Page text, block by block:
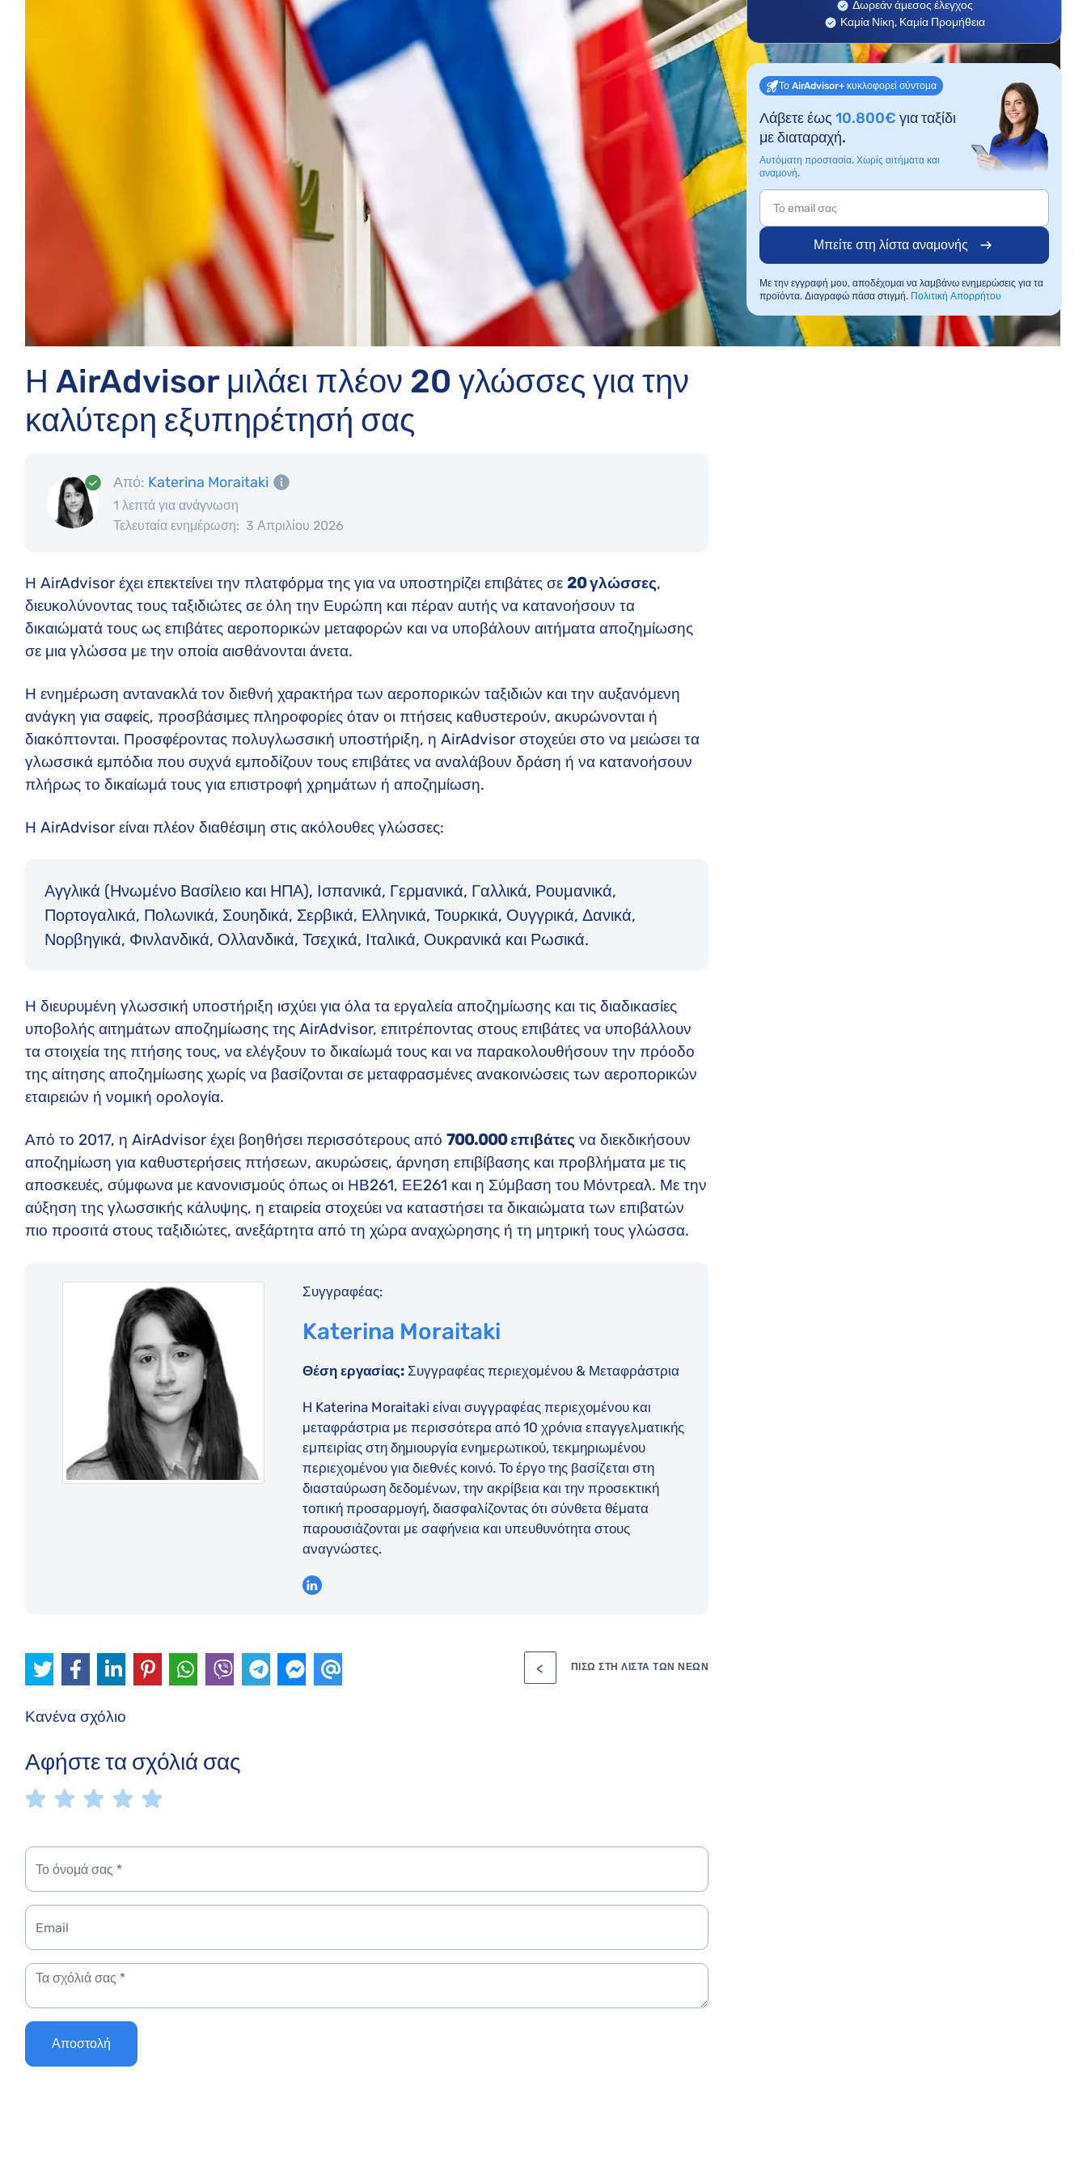
easyJet - Αποζημίωση
British Airways - Αποζημίωση
Η AirAdvisor μιλάει πλέον 20 γλώσσες για την
καλύτερη εξυπηρέτησή σας
Από: Katerina Moraitaki
1 λεπτά για ανάγνωση
Τελευταία ενημέρωση: 3 Απριλίου 2026
Η AirAdvisor έχει επεκτείνει την πλατφόρμα της για να υποστηρίζει επιβάτες σε 20 γλώσσες,
διευκολύνοντας τους ταξιδιώτες σε όλη την Ευρώπη και πέραν αυτής να κατανοήσουν τα
δικαιώματά τους ως επιβάτες αεροπορικών μεταφορών και να υποβάλουν αιτήματα αποζημίωσης
σε μια γλώσσα με την οποία αισθάνονται άνετα.
Η ενημέρωση αντανακλά τον διεθνή χαρακτήρα των αεροπορικών ταξιδιών και την αυξανόμενη
ανάγκη για σαφείς, προσβάσιμες πληροφορίες όταν οι πτήσεις καθυστερούν, ακυρώνονται ή
διακόπτονται. Προσφέροντας πολυγλωσσική υποστήριξη, η AirAdvisor στοχεύει στο να μειώσει τα
γλωσσικά εμπόδια που συχνά εμποδίζουν τους επιβάτες να αναλάβουν δράση ή να κατανοήσουν
πλήρως το δικαίωμά τους για επιστροφή χρημάτων ή αποζημίωση.
Η AirAdvisor είναι πλέον διαθέσιμη στις ακόλουθες γλώσσες:
Αγγλικά (Ηνωμένο Βασίλειο και ΗΠΑ), Ισπανικά, Γερμανικά, Γαλλικά, Ρουμανικά,
Πορτογαλικά, Πολωνικά, Σουηδικά, Σερβικά, Ελληνικά, Τουρκικά, Ουγγρικά, Δανικά,
Νορβηγικά, Φινλανδικά, Ολλανδικά, Τσεχικά, Ιταλικά, Ουκρανικά και Ρωσικά.
Η διευρυμένη γλωσσική υποστήριξη ισχύει για όλα τα εργαλεία αποζημίωσης και τις διαδικασίες
υποβολής αιτημάτων αποζημίωσης της AirAdvisor, επιτρέποντας στους επιβάτες να υποβάλλουν
τα στοιχεία της πτήσης τους, να ελέγξουν το δικαίωμά τους και να παρακολουθήσουν την πρόοδο
της αίτησης αποζημίωσης χωρίς να βασίζονται σε μεταφρασμένες ανακοινώσεις των αεροπορικών
εταιρειών ή νομική ορολογία.
Από το 2017, η AirAdvisor έχει βοηθήσει περισσότερους από 700.000επιβάτες να διεκδικήσουν
αποζημίωση για καθυστερήσεις πτήσεων, ακυρώσεις, άρνηση επιβίβασης και προβλήματα με τις
αποσκευές, σύμφωνα με κανονισμούς όπως οι ΗΒ261, ΕΕ261 και η Σύμβαση του Μόντρεαλ. Με την
αύξηση της γλωσσικής κάλυψης, η εταιρεία στοχεύει να καταστήσει τα δικαιώματα των επιβατών
πιο προσιτά στους ταξιδιώτες, ανεξάρτητα από τη χώρα αναχώρησης ή τη μητρική τους γλώσσα.
Συγγραφέας:
Katerina Moraitaki
Θέση εργασίας:Συγγραφέας περιεχομένου & Μεταφράστρια
Η Katerina Moraitaki είναι συγγραφέας περιεχομένου και
μεταφράστρια με περισσότερα από 10 χρόνια επαγγελματικής
εμπειρίας στη δημιουργία ενημερωτικού, τεκμηριωμένου
περιεχομένου για διεθνές κοινό. Το έργο της βασίζεται στη
διασταύρωση δεδομένων, την ακρίβεια και την προσεκτική
τοπική προσαρμογή, διασφαλίζοντας ότι σύνθετα θέματα
παρουσιάζονται με σαφήνεια και υπευθυνότητα στους
αναγνώστες.
ΠΊΣΩ ΣΤΗ ΛΊΣΤΑ ΤΩΝ ΝΈΩΝ
Κανένα σχόλιο
Αφήστε τα σχόλιά σας
Αποστολή
Δωρεάν άμεσος έλεγχος
Καμία Νίκη, Καμία Προμήθεια
Το AirAdvisor+ κυκλοφορεί σύντομα
Λάβετε έως 10.800€ για ταξίδι
με διαταραχή.
Αυτόματη προστασία. Χωρίς αιτήματα και
αναμονή.
Μπείτε στη λίστα αναμονής
Με την εγγραφή μου, αποδέχομαι να λαμβάνω ενημερώσεις για τα
προϊόντα. Διαγραφώ πάσα στιγμή. Πολιτική Απορρήτου